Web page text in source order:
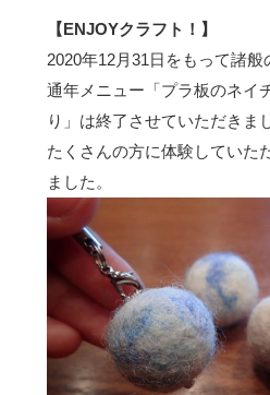
【ENJOYクラフト！】
2020年12月31日をもって諸般
通年メニュー「プラ板のネイ
り」は終了させていただきま
たくさんの方に体験していた
ました。